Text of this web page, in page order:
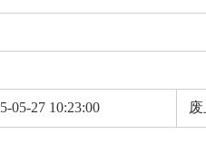
05-27 10:23:00